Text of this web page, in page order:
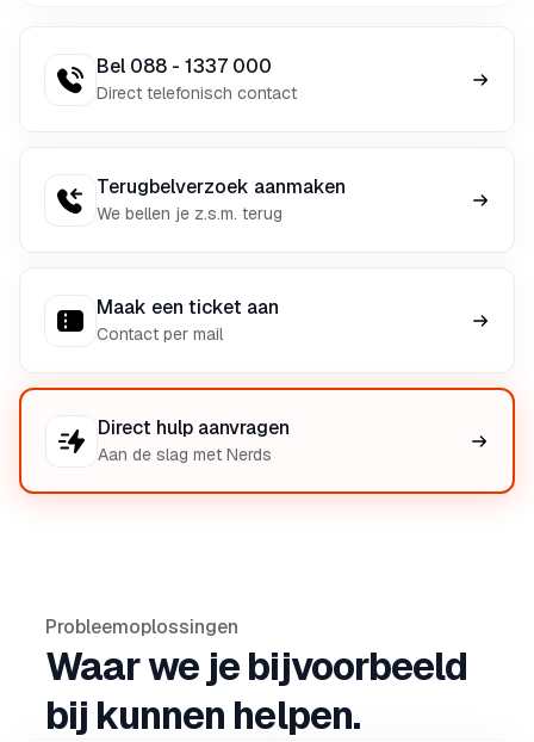
Bel 088 - 1337 000
Direct telefonisch contact
Terugbelverzoek aanmaken
We bellen je z.s.m. terug
Maak een ticket aan
Contact per mail
Direct hulp aanvragen
Aan de slag met Nerds
Probleemoplossingen
Waar we je bijvoorbeeld
bij kunnen helpen.